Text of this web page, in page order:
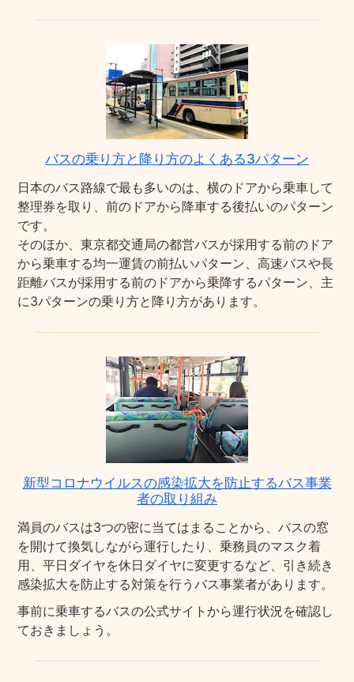
バスの乗り方と降り方のよくある3パターン
日本のバス路線で最も多いのは、横のドアから乗車して
整理券を取り、前のドアから降車する後払いのパターン
です。
そのほか、東京都交通局の都営バスが採用する前のドア
から乗車する均一運賃の前払いパターン、高速バスや長
距離バスが採用する前のドアから乗降するパターン、主
に3パターンの乗り方と降り方があります。
新型コロナウイルスの感染拡大を防止するバス事業
者の取り組み
満員のバスは3つの密に当てはまることから、バスの窓
を開けて換気しながら運行したり、乗務員のマスク着
用、平日ダイヤを休日ダイヤに変更するなど、引き続き
感染拡大を防止する対策を行うバス事業者があります。
事前に乗車するバスの公式サイトから運行状況を確認し
ておきましょう。